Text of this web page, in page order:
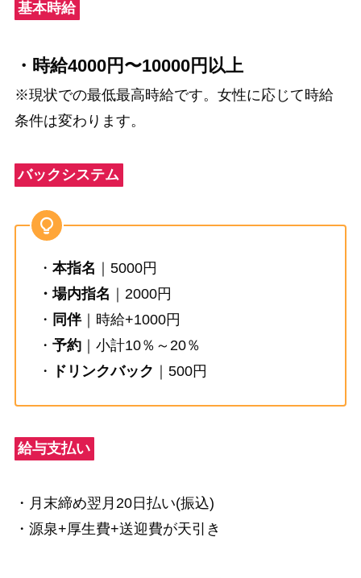
基本時給
・時給4000円〜10000円以上
※現状での最低最高時給です。女性に応じて時給
条件は変わります。
バックシステム
・ 本指名 ｜5000円
・場内指名 ｜2000円
・ 同伴｜時給+1000円
・ 予約｜小計10％～20％
・
ドリンクバック ｜500円
給与支払い
・月末締め翌月20日払い(振込)
・源泉+厚生費+送迎費が天引き